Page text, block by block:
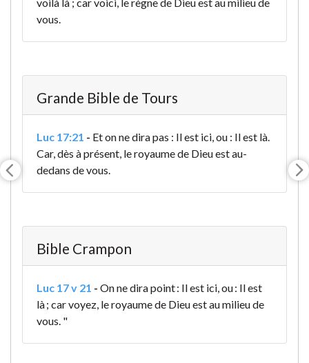
vous.
Grande Bible de Tours
Luc 17:21 - Et on ne dira pas : Il est ici, ou : Il est là.
Car, dès à présent, le royaume de Dieu est au-
dedans de vous.
Bible Crampon
Luc 17 v 21 - On ne dira point : Il est ici, ou : Il est
là ; car voyez, le royaume de Dieu est au milieu de
vous. "